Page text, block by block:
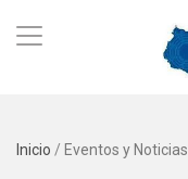
Inicio / Eventos y Noticias